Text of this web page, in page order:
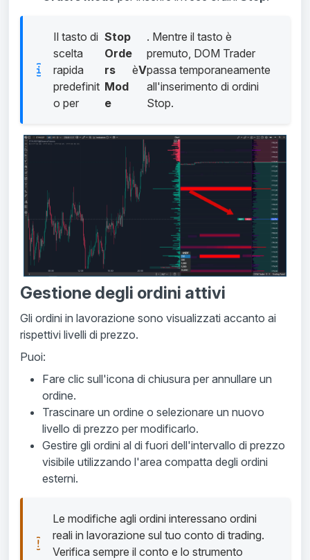
Il tasto di
scelta
rapida
predefinit
o per
Stop
Orde
rs
Mod
e
èV
. Mentre il tasto è
premuto, DOM Trader
passa temporaneamente
all'inserimento di ordini
Stop.
Gestione degli ordini attivi
Gli ordini in lavorazione sono visualizzati accanto ai
rispettivi livelli di prezzo.
Puoi:
Fare clic sull'icona di chiusura per annullare un
ordine.
Trascinare un ordine o selezionare un nuovo
livello di prezzo per modificarlo.
Gestire gli ordini al di fuori dell'intervallo di prezzo
visibile utilizzando l'area compatta degli ordini
esterni.
Le modifiche agli ordini interessano ordini
reali in lavorazione sul tuo conto di trading.
Verifica sempre il conto e lo strumento